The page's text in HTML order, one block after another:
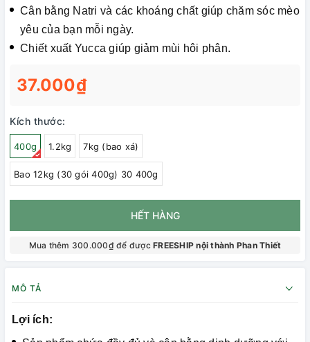
Cân bằng Natri và các khoáng chất giúp chăm sóc mèo
yêu của bạn mỗi ngày.
Chiết xuất Yucca giúp giảm mùi hôi phân.
37.000₫
Kích thước:
400g 1.2kg 7kg (bao xá)
Bao 12kg (30 gói 400g) 30 400g
HẾT HÀNG
Mua thêm 300.000₫ để đượcFREESHIP nội thành Phan Thiết
MÔ TẢ
Lợi ích: